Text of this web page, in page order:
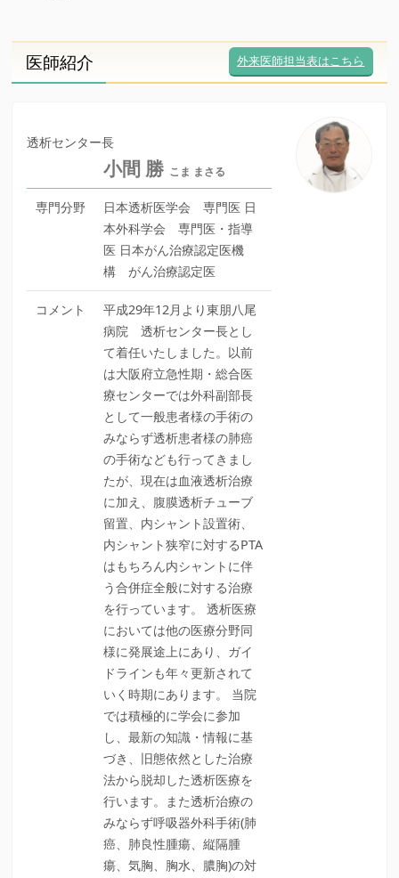
医師紹介 外来医師担当表はこちら
透析センター長
小間 勝 こま まさる
専門分野
日本透析医学会 専門医 日
本外科学会 専門医・指導
医 日本がん治療認定医機
構 がん治療認定医
コメント
平成29年12月より東朋八尾
病院 透析センター長とし
て着任いたしました。以前
は大阪府立急性期・総合医
療センターでは外科副部長
として一般患者様の手術の
みならず透析患者様の肺癌
の手術なども行ってきまし
たが、現在は血液透析治療
に加え、腹膜透析チューブ
留置、内シャント設置術、
内シャント狭窄に対するPTA
はもちろん内シャントに伴
う合併症全般に対する治療
を行っています。 透析医療
においては他の医療分野同
様に発展途上にあり、ガイ
ドラインも年々更新されて
いく時期にあります。 当院
では積極的に学会に参加
し、最新の知識・情報に基
づき、旧態依然とした治療
法から脱却した透析医療を
行います。また透析治療の
みならず呼吸器外科手術(肺
癌、肺良性腫瘍、縦隔腫
瘍、気胸、胸水、膿胸)の対